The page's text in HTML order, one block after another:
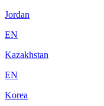
Jordan
EN
Kazakhstan
EN
Korea